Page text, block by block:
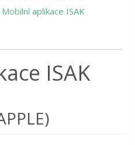
Mobilní aplikace ISAK
ISAK